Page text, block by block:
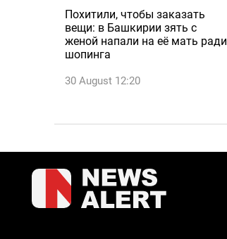
Похитили, чтобы заказать
вещи: в Башкирии зять с
женой напали на её мать ради
шопинга
30 August 12:20